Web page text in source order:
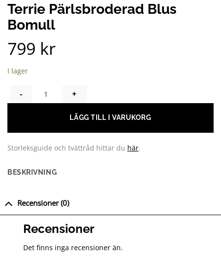
Terrie Pärlsbroderad Blus
Bomull
799 kr
I lager
TERRIE PÄRLSBRODERAD BLUS BOMULL MÄNGD
LÄGG TILL I VARUKORG
Storleksguide och tvättråd hittar du här.
BESKRIVNING
Recensioner (0)
Recensioner
Det finns inga recensioner än.